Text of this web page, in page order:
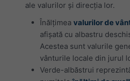
ale valurilor și direcția lor.
Înălțimea valurilor de
afișată cu albastru
Acestea sunt valurile
vânturile locale din jurul
Verde-albăstrui